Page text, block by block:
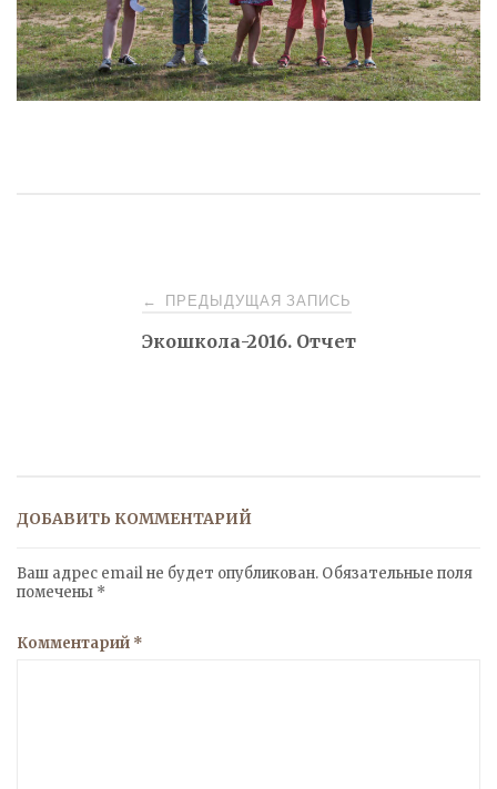
Навигация
← ПРЕДЫДУЩАЯ ЗАПИСЬ
Экошкола-2016. Отчет
ДОБАВИТЬ КОММЕНТАРИЙ
Ваш адрес email не будет опубликован. Обязательные поля
помечены *
Комментарий *